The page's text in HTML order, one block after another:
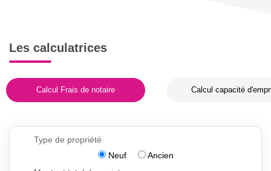
Les calculatrices
Calcul Frais de notaire Calcul capacité